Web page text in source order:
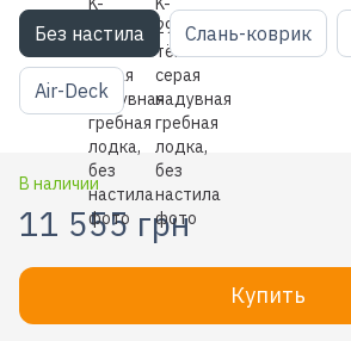
Без настила Слань-коврик
Air-Deck
В наличии
11 555 грн
Купить